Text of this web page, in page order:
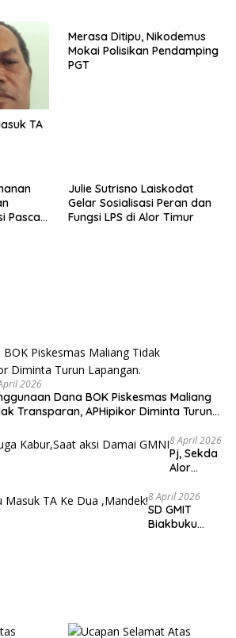
TA
Merasa Ditipu, Nikodemus
Mokai Polisikan Pendamping
PGT
Pasca
Julie Sutrisno Laiskodat
Gelar Sosialisasi Peran dan
Fungsi LPS di Alor Timur
2026
Dana BOK Piskesmas Maliang
Transparan, APHipikor Diminta Turun
8 April 2026
Pj, Sekda
Alor
Kabur,Sa
at aksi
Damai
8 April 2026
SD GMIT
Biakbuku